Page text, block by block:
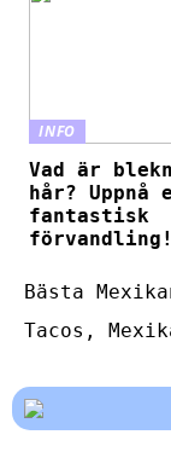
INFO
Vad är
hår? Uppnå
fantastisk
förvandling!
Bästa
Tacos,